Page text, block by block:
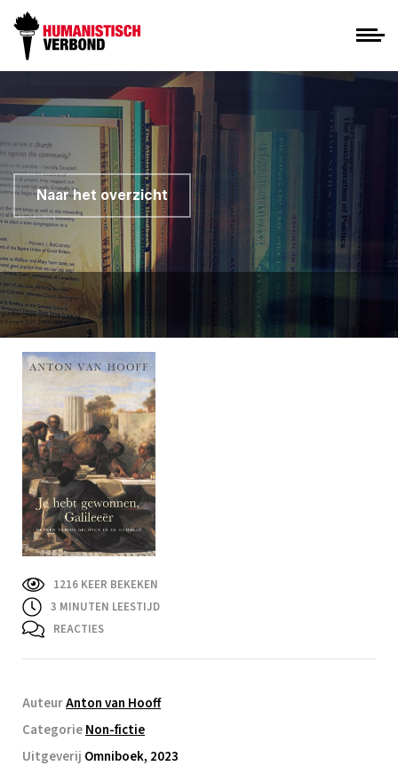
Naar het overzicht
1216 KEER BEKEKEN
3 MINUTEN LEESTIJD
REACTIES
AuteurAnton van Hooff
CategorieNon-fictie
Uitgeverij Omniboek, 2023